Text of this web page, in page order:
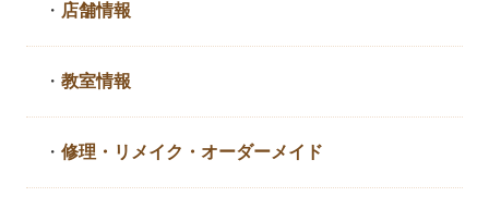
・ 店舗情報
・教室情報
・修理・リメイク・ オーダーメイド